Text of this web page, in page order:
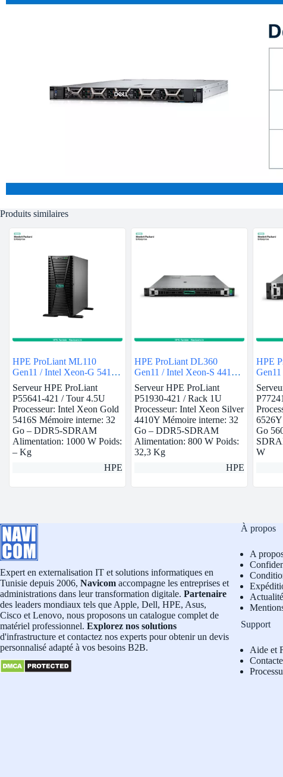
Produits similaires
HPE ProLiant ML110
Gen11 / Intel Xeon-G 5416S
/ 32GB
Serveur HPE ProLiant
P55641-421 / Tour 4.5U
Processeur: Intel Xeon Gold
5416S Mémoire interne: 32
Go – DDR5-SDRAM
Alimentation: 1000 W Poids:
– Kg
HPE
HPE ProLiant DL360
Gen11 / Intel Xeon-S 4410Y
/ 32GB
Serveur HPE ProLiant
P51930-421 / Rack 1U
Processeur: Intel Xeon Silver
4410Y Mémoire interne: 32
Go – DDR5-SDRAM
Alimentation: 800 W Poids:
32,3 Kg
HPE
HPE
6526Y
Go
W
Expert en externalisation IT et solutions informatiques en
Tunisie depuis 2006, Navicom accompagne les entreprises et
administrations dans leur transformation digitale. Partenaire
des leaders mondiaux tels que Apple, Dell, HPE, Asus,
Cisco et Lenovo, nous proposons un catalogue complet de
matériel professionnel. Explorez nos solutions
d'infrastructure et contactez nos experts pour obtenir un devis
personnalisé adapté à vos besoins B2B.
À propos
A
Support
Aide et